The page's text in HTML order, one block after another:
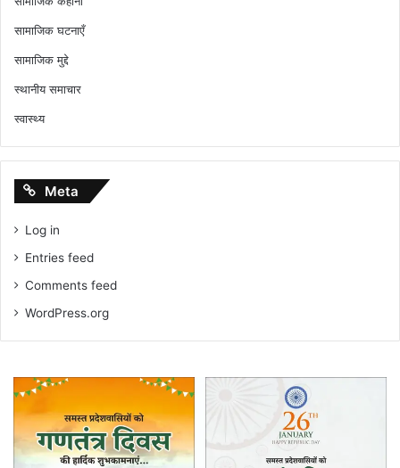
सामाजिक घटनाएँ
सामाजिक मुद्दे
स्थानीय समाचार
स्वास्थ्य
Meta
Log in
Entries feed
Comments feed
WordPress.org